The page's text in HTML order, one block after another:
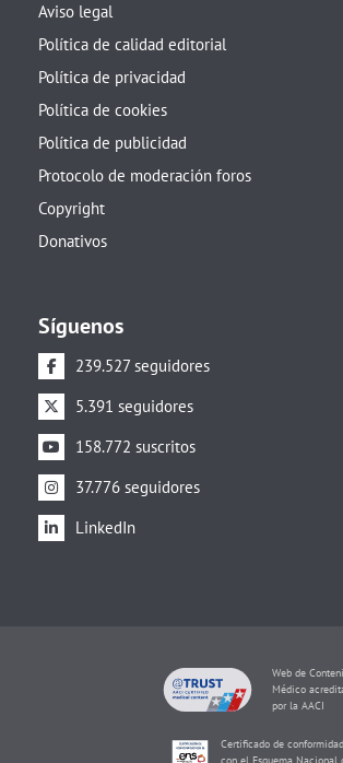
Aviso legal
Política de calidad editorial
Política de privacidad
Política de cookies
Política de publicidad
Protocolo de moderación foros
Copyright
Donativos
Síguenos
239.527 seguidores
5.391 seguidores
158.772 suscritos
37.776 seguidores
LinkedIn
Web de
Médico
por la AACI
Certificado de conformidad